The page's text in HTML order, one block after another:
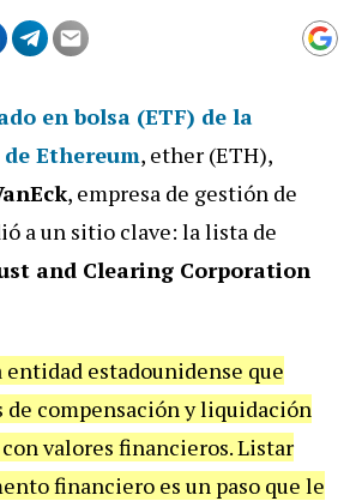
en bolsa (ETF) de la
Ethereum, ether (ETH),
, empresa de gestión de
a un sitio clave: la lista de
and Clearing Corporation
entidad estadounidense que
de compensación y liquidación
valores financieros. Listar
financiero es un paso que le